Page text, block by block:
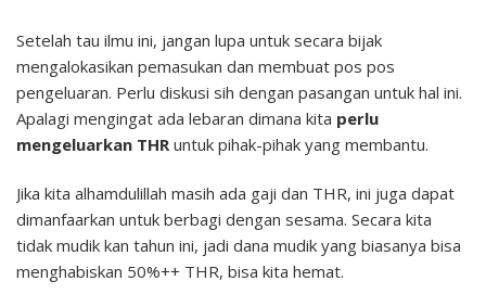
Setelah tau ilmu ini, jangan lupa untuk secara bijak
mengalokasikan pemasukan dan membuat pos pos
pengeluaran. Perlu diskusi sih dengan pasangan untuk hal ini.
Apalagi mengingat ada lebaran dimana kita perlu
mengeluarkan THR untuk pihak-pihak yang membantu.
Jika kita alhamdulillah masih ada gaji dan THR, ini juga dapat
dimanfaarkan untuk berbagi dengan sesama. Secara kita
tidak mudik kan tahun ini, jadi dana mudik yang biasanya bisa
menghabiskan 50%++ THR, bisa kita hemat.